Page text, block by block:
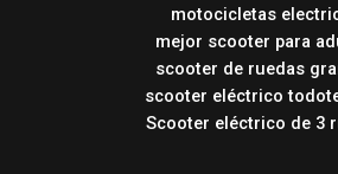
motocicletas
mejor scooter para
scooter de ruedas
scooter eléctrico
Scooter eléctrico de 3